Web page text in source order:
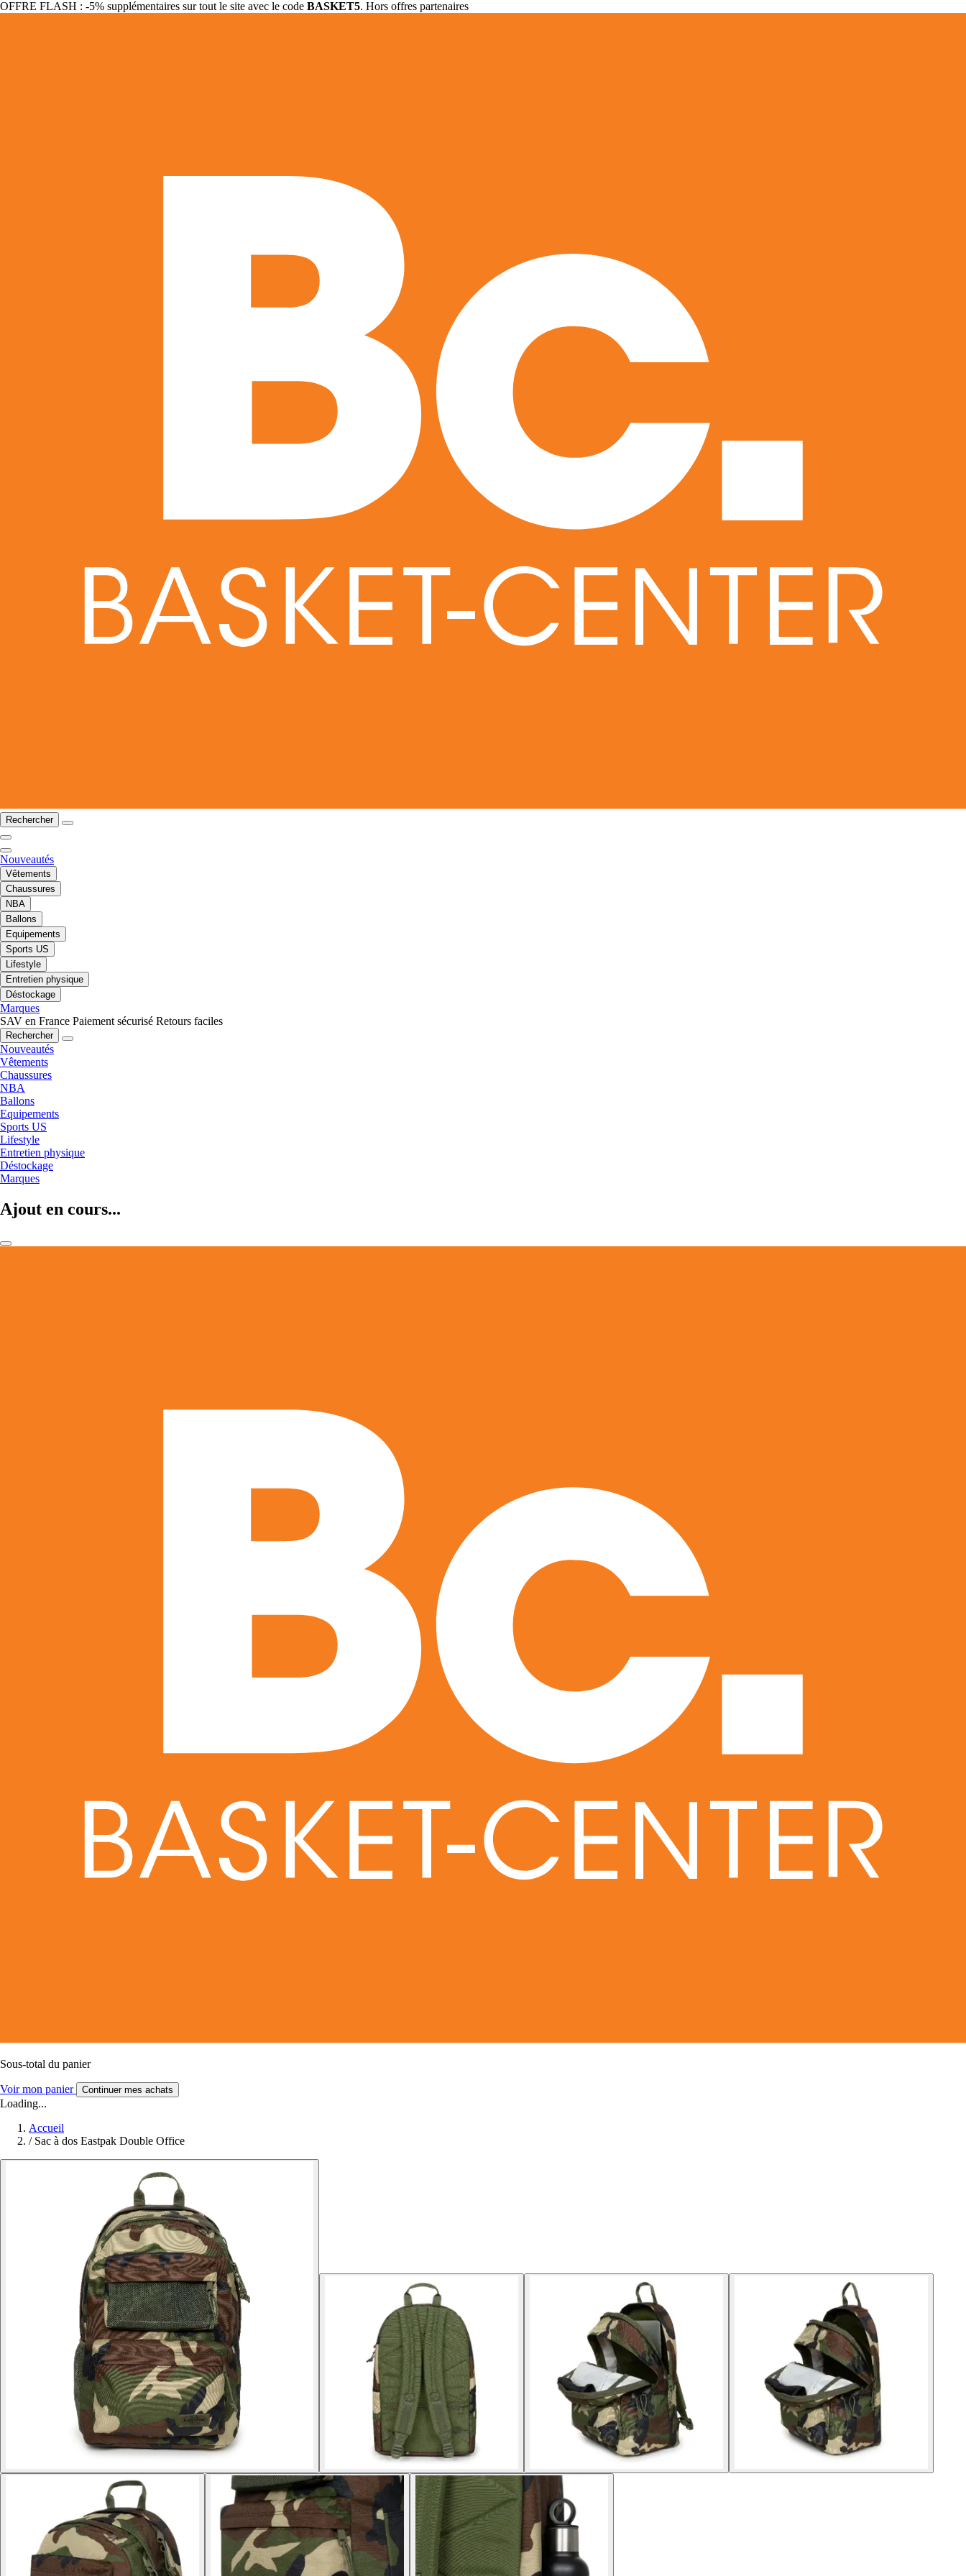
OFFRE FLASH : -5% supplémentaires sur tout le site avec le code BASKET5. Hors offres partenaires
Rechercher
Nouveautés
Vêtements
Chaussures
NBA
Ballons
Equipements
Sports US
Lifestyle
Entretien physique
Déstockage
Marques
SAV en France Paiement sécurisé Retours faciles
Rechercher
Nouveautés
Vêtements
Chaussures
NBA
Ballons
Equipements
Sports US
Lifestyle
Entretien physique
Déstockage
Marques
Ajout en cours...
Sous-total du panier
Voir mon panier Continuer mes achats
Loading...
Accueil
/ Sac à dos Eastpak Double Office